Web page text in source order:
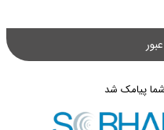
پیامک شد